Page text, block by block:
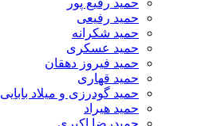
حمید رفیعی
حمید شکرانه
حمید عسکری
حمید فیروز دهقان
حمید قهاری
حمید گودرزی و میلاد بابایی
حمید هیراد
حمیدرضا اکبری